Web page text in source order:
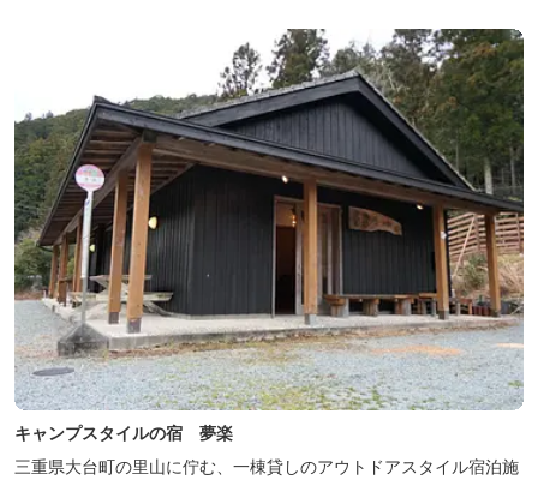
キャンプスタイルの宿 夢楽
三重県大台町の里山に佇む、一棟貸しのアウトドアスタイル宿泊施